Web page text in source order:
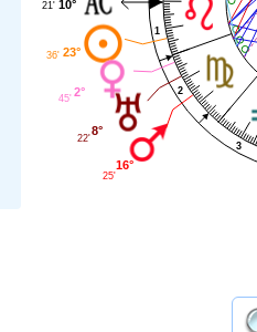
1
2
3
10°
21'
23°
36'
2°
45'
8°
22'
16°
25'